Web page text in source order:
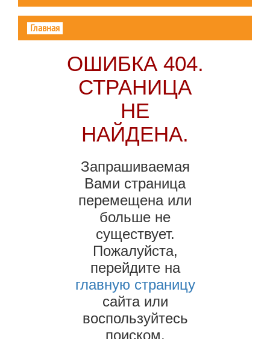
Главная
ОШИБКА 404.
СТРАНИЦА
НЕ
НАЙДЕНА.
Запрашиваемая
Вами страница
перемещена или
больше не
существует.
Пожалуйста,
перейдите на
главную страницу
сайта или
воспользуйтесь
поиском.